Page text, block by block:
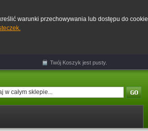
warunki przechowywania lub dostępu do cookie
Twój Koszyk jest pusty.